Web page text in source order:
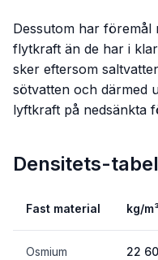
Dessutom har föremål
flytkraft än de har i
sker eftersom
sötvatten och därmed
lyftkraft på nedsänkta
Densitets-
Fast material kg/
Osmium 22